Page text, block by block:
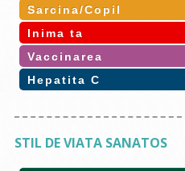
Sarcina/Copil
Inima ta
Vaccinarea
Hepatita C
STIL DE VIATA SANATOS